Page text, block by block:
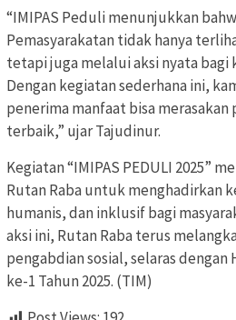
“IMIPAS Peduli menunjukkan
Pemasyarakatan tidak hanya
tetapi juga melalui aksi nyata bagi
Dengan kegiatan sederhana ini,
penerima manfaat bisa
terbaik,” ujar Tajudinur.
Kegiatan “IMIPAS PEDULI 2025”
Rutan Raba untuk menghadirkan
humanis, dan inklusif bagi
aksi ini, Rutan Raba terus
pengabdian sosial, selaras dengan
ke-1 Tahun 2025. (TIM)